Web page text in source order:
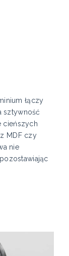
łączy
sztywność
cieńszych
MDF czy
nie